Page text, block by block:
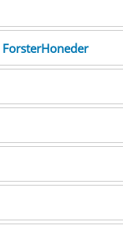
ForsterHoneder